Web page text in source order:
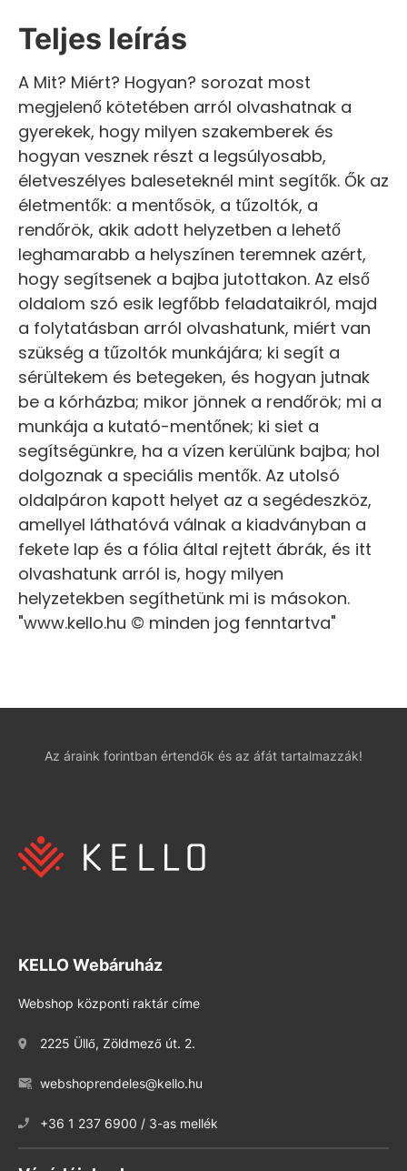
Teljes leírás
A Mit? Miért? Hogyan? sorozat most
megjelenő kötetében arról olvashatnak a
gyerekek, hogy milyen szakemberek és
hogyan vesznek részt a legsúlyosabb,
életveszélyes baleseteknél mint segítők. Ők az
életmentők: a mentősök, a tűzoltók, a
rendőrök, akik adott helyzetben a lehető
leghamarabb a helyszínen teremnek azért,
hogy segítsenek a bajba jutottakon. Az első
oldalom szó esik legfőbb feladataikról, majd
a folytatásban arról olvashatunk, miért van
szükség a tűzoltók munkájára; ki segít a
sérültekem és betegeken, és hogyan jutnak
be a kórházba; mikor jönnek a rendőrök; mi a
munkája a kutató-mentőnek; ki siet a
segítségünkre, ha a vízen kerülünk bajba; hol
dolgoznak a speciális mentők. Az utolsó
oldalpáron kapott helyet az a segédeszköz,
amellyel láthatóvá válnak a kiadványban a
fekete lap és a fólia által rejtett ábrák, és itt
olvashatunk arról is, hogy milyen
helyzetekben segíthetünk mi is másokon.
"www.kello.hu © minden jog fenntartva"
Az áraink forintban értendők és az áfát tartalmazzák!
KELLO Webáruház
Webshop központi raktár címe
2225 Üllő, Zöldmező út. 2.
webshoprendeles@kello.hu
+36 1 237 6900 / 3-as mellék